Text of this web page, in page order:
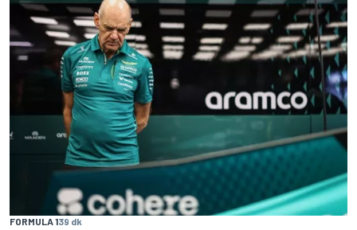
FORMULA 139 dk